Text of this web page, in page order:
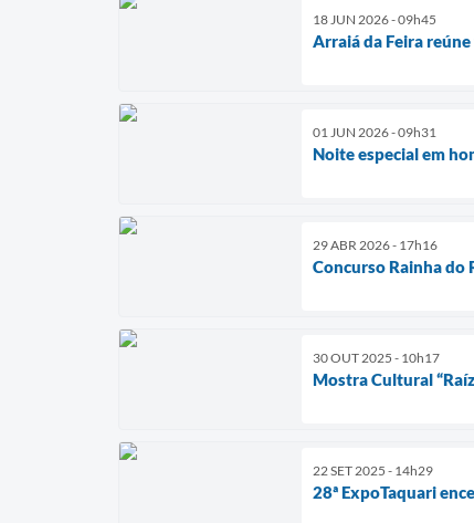
18 JUN 2026 - 09h45
Arraiá da Feira
01 JUN 2026 - 09h31
Noite especial em
29 ABR 2026 - 17h16
Concurso Rainha do
30 OUT 2025 - 10h17
Mostra Cultural
22 SET 2025 - 14h29
28ª ExpoTaquari